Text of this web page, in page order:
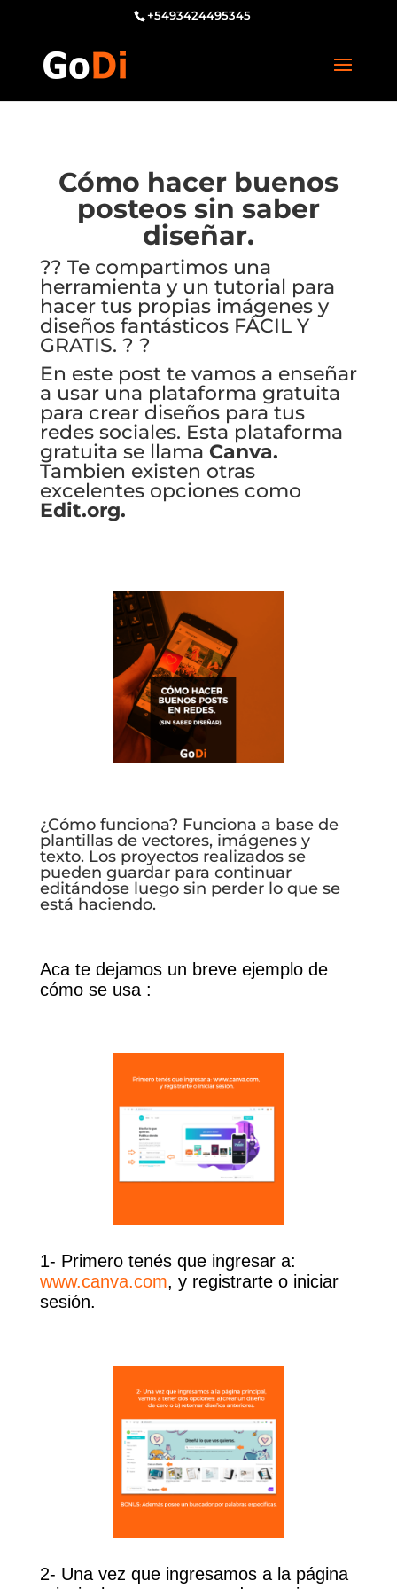
+5493424495345
Cómo hacer buenos
posteos sin saber
diseñar.
?? Te compartimos una
herramienta y un tutorial para
hacer tus propias imágenes y
diseños fantásticos FÁCIL Y
GRATIS. ? ?
En este post te vamos a enseñar
a usar una plataforma gratuita
para crear diseños para tus
redes sociales. Esta plataforma
gratuita se llama Canva.
Tambien existen otras
excelentes opciones como
Edit.org.
¿Cómo funciona? Funciona a base de
plantillas de vectores, imágenes y
texto. Los proyectos realizados se
pueden guardar para continuar
editándose luego sin perder lo que se
está haciendo.
Aca te dejamos un breve ejemplo de
cómo se usa :
1- Primero tenés que ingresar a:
www.canva.com, y registrarte o iniciar
sesión.
2- Una vez que ingresamos a la página